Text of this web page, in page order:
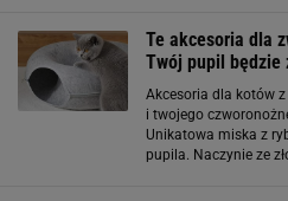
Te akcesoria dla
Twój pupil będzie
Akcesoria dla kotów
i twojego
Unikatowa miska z
pupila. Naczynie ze